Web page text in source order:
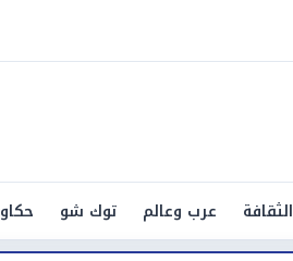
الثقافة عرب وعالم توك شو